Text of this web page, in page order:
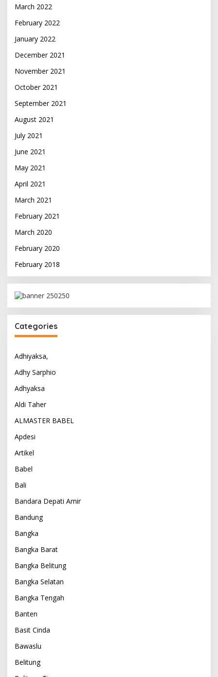
March 2022
February 2022
January 2022
December 2021
November 2021
October 2021
September 2021
August 2021
July 2021
June 2021
May 2021
April 2021
March 2021
February 2021
March 2020
February 2020
February 2018
Categories
Adhiyaksa,
Adhy Sarphio
Adhyaksa
Aldi Taher
ALMASTER BABEL
Apdesi
Artikel
Babel
Bali
Bandara Depati Amir
Bandung
Bangka
Bangka Barat
Bangka Belitung
Bangka Selatan
Bangka Tengah
Banten
Basit Cinda
Bawaslu
Belitung